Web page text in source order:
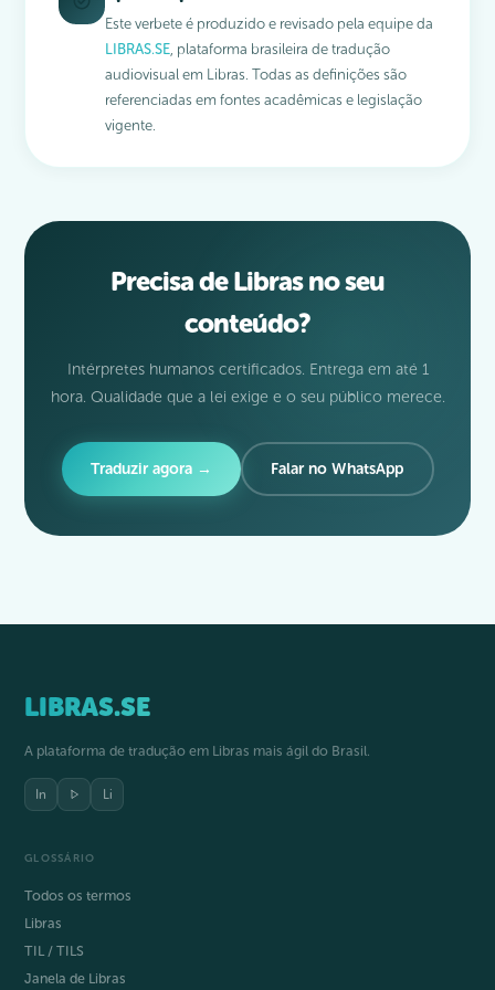
Este verbete é produzido e revisado pela equipe da
LIBRAS.SE, plataforma brasileira de tradução
audiovisual em Libras. Todas as definições são
referenciadas em fontes acadêmicas e legislação
vigente.
Precisa de Libras no seu
conteúdo?
Intérpretes humanos certificados. Entrega em até 1
hora. Qualidade que a lei exige e o seu público merece.
Traduzir agora → Falar no WhatsApp
LIBRAS.SE
A plataforma de tradução em Libras mais ágil do Brasil.
In Li
GLOSSÁRIO
Todos os termos
Libras
TIL / TILS
Janela de Libras